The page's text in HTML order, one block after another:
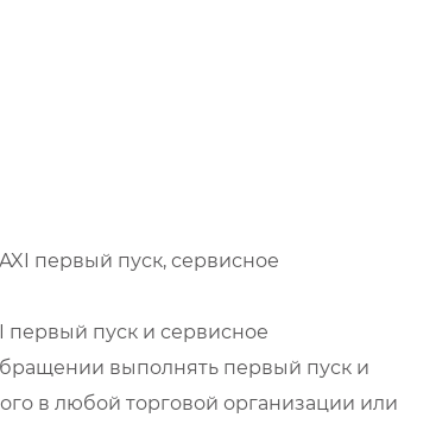
первый пуск, сервисное
пуск и сервисное
выполнять первый пуск и
в любой торговой организации или